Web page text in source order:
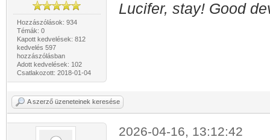
Hozzászólások: 934
Témák: 0
Kapott kedvelések: 812
kedvelés 597
hozzászólásban
Adott kedvelések: 102
Csatlakozott: 2018-01-04
Lucifer, stay! Good
A szerző üzeneteinek keresése
2026-04-16, 13:12:42